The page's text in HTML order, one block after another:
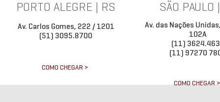
PORTO ALEGRE | RS
Av. Carlos Gomes, 222 / 1201
(51) 3095.8700
COMO CHEGAR >
SÃO PAULO
Av. das Nações
102A
(11)
(11) 97270
COMO CHEGAR >